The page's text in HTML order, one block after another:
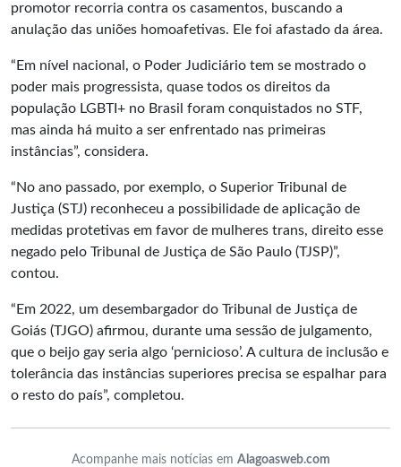
promotor recorria contra os casamentos, buscando a
anulação das uniões homoafetivas. Ele foi afastado da área.
“Em nível nacional, o Poder Judiciário tem se mostrado o
poder mais progressista, quase todos os direitos da
população LGBTI+ no Brasil foram conquistados no STF,
mas ainda há muito a ser enfrentado nas primeiras
instâncias”, considera.
“No ano passado, por exemplo, o Superior Tribunal de
Justiça (STJ) reconheceu a possibilidade de aplicação de
medidas protetivas em favor de mulheres trans, direito esse
negado pelo Tribunal de Justiça de São Paulo (TJSP)”,
contou.
“Em 2022, um desembargador do Tribunal de Justiça de
Goiás (TJGO) afirmou, durante uma sessão de julgamento,
que o beijo gay seria algo ‘pernicioso’. A cultura de inclusão e
tolerância das instâncias superiores precisa se espalhar para
o resto do país”, completou.
Acompanhe mais notícias em Alagoasweb.com